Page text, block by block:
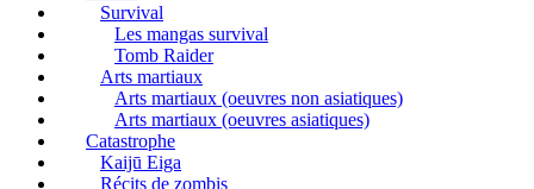
Survival
Les mangas survival
Tomb Raider
Arts martiaux
Arts martiaux (oeuvres non asiatiques)
Arts martiaux (oeuvres asiatiques)
Catastrophe
Kaijū Eiga
Récits de zombis